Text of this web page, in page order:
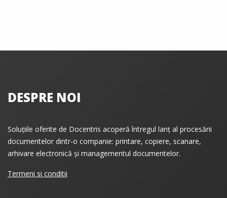
DESPRE NOI
Soluțiile oferite de Docentris acoperă întregul lanț al procesării
documentelor dintr-o companie: printare, copiere, scanare,
arhivare electronică și managementul documentelor.
Termeni si conditii